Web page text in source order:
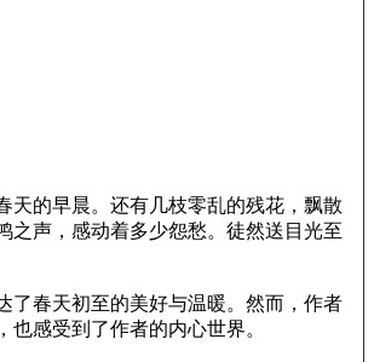
天的早晨。还有几枝零乱的残花，飘散
之声，感动着多少怨愁。徒然送目光至
了春天初至的美好与温暖。然而，作者
感受到了作者的内心世界。